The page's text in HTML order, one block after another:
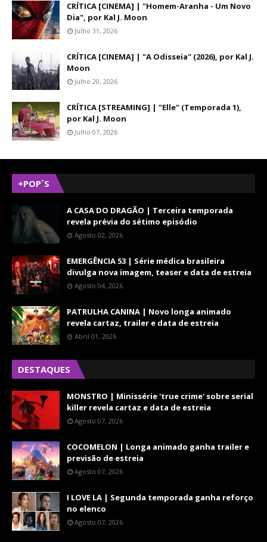
CRÍTICA [CINEMA] | "Homem-Aranha - Um Novo
Dia", por Kal J. Moon
Julho 31, 2026
CRÍTICA [CINEMA] | "A Odisseia" (2026), por Kal J.
Moon
Julho 20, 2026
CRÍTICA [STREAMING] | "Elle" (Temporada 1),
por Kal J. Moon
Julho 07, 2026
+POP´S
A CASA DO DRAGÃO | Terceira temporada
revela prévia do sétimo episódio
Agosto 02, 2026
EMERGÊNCIA 53 | Série médica brasileira
divulga nova imagem, teaser e data de estreia
Agosto 04, 2026
PATRULHA CANINA | Novo longa animado
revela cartaz, trailer e data de estreia
Abril 01, 2026
DESTAQUES
MONSTRO | Minissérie 'true crime' sobre serial
killer revela cartaz e data de estreia
Agosto 07, 2026
COCOMELON | Longa animado ganha trailer e
previsão de estreia
Agosto 07, 2026
I LOVE LA | Segunda temporada ganha reforço
no elenco
Agosto 07, 2026